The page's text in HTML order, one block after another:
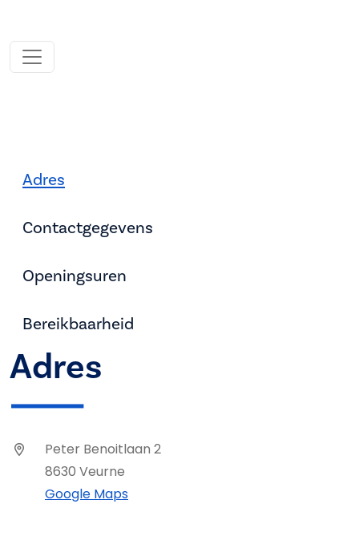
Adres
Contactgegevens
Openingsuren
Bereikbaarheid
Adres
Peter Benoitlaan 2
8630 Veurne
Google Maps